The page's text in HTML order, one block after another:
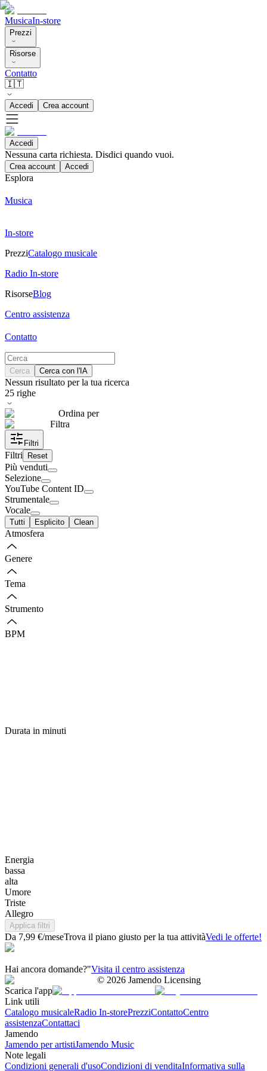
MusicaIn-store
Prezzi
Risorse
Contatto
🇮🇹
Accedi Crea account
Accedi
Nessuna carta richiesta. Disdici quando vuoi.
Crea account Accedi
Esplora
Musica
In-store
PrezziCatalogo musicale
Radio In-store
RisorseBlog
Centro assistenza
Contatto
Cerca Cerca con l'IA
Nessun risultato per la tua ricerca
25 righe
Ordina per
Filtra
Filtri
Filtri Reset
Più venduti
Selezione
YouTube Content ID
Strumentale
Vocale
Tutti Esplicito Clean
Atmosfera
Genere
Tema
Strumento
BPM
Durata in minuti
Energia
bassa
alta
Umore
Triste
Allegro
Applica filtri
Da 7,99 €/meseTrova il piano giusto per la tua attivitàVedi le offerte!
Hai ancora domande?"Visita il centro assistenza
© 2026 Jamendo Licensing
Scarica l'app
Link utili
Catalogo musicaleRadio In-storePrezziContattoCentro
assistenzaContattaci
Jamendo
Jamendo per artistiJamendo Music
Note legali
Condizioni generali d'usoCondizioni di venditaInformativa sulla